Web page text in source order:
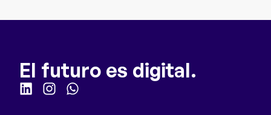
El futuro es digital.